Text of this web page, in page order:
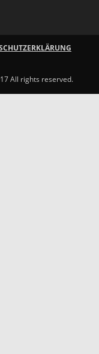
All rights reserved.